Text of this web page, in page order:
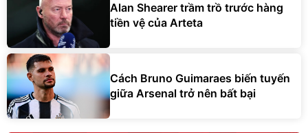
Alan Shearer trầm trồ trước hàng
tiền vệ của Arteta
Cách Bruno Guimaraes biến tuyến
giữa Arsenal trở nên bất bại